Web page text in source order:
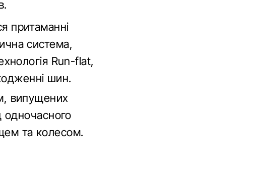
притаманні
система,
Run-flat,
шин.
випущених
одночасного
та колесом.